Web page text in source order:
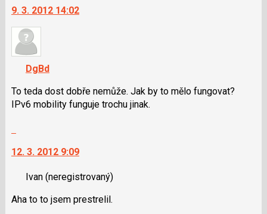
pro
a
P
pro
předchozí
nový
názor
další
nový
názor.
navigaci
lze
použít
i
následující
P
pro
předchozí
9. 3. 2012 14:02
DgBd
To teda dost dobře nemůže. Jak by to mělo fungovat?
IPv6 mobility funguje trochu jinak.
další
názor.
navigaci
12. 3. 2012 9:09
Ivan (neregistrovaný)
Aha to to jsem prestrelil.